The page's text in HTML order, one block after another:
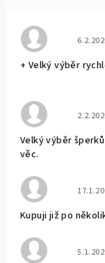
+ Velký výběr
Velký výběr
věc.
Kupuji již po